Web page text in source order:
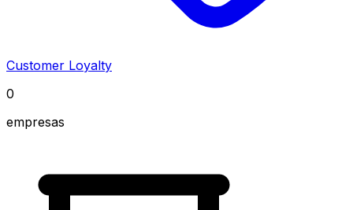
Customer Loyalty
0
empresas